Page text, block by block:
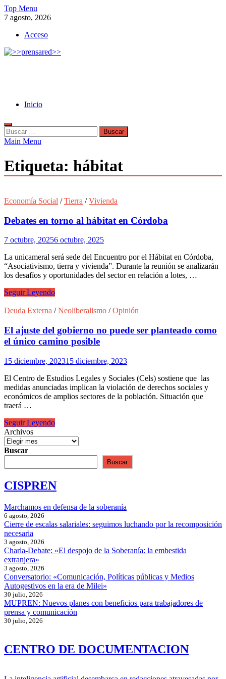
Skip
to
Top Menu
7 agosto, 2026
Acceso
Inicio
Buscar:
Main Menu
Etiqueta: hábitat
Economía Social /Tierra /Vivienda
Debates en torno al hábitat en Córdoba
7 octubre, 20256 octubre, 2025
La unicameral será sede del Encuentro por el Hábitat en Córdoba,
“Asociativismo, tierra y vivienda”. Durante la reunión se analizarán
los desafíos y oportunidades del sector en relación a lotes, …
Debates
torno
hábitat
en
Córdoba
Seguir Leyendo
Deuda Externa /Neoliberalismo /Opinión
El ajuste del gobierno no puede ser planteado como
el único camino posible
15 diciembre, 202315 diciembre, 2023
El Centro de Estudios Legales y Sociales (Cels) sostiene que las
medidas anunciadas implican la violación de derechos sociales y
económicos de amplios sectores de la población. Situación que
traerá …
El
ajuste
del
gobierno
no
puede
planteado
el
único
camino
posible
Seguir Leyendo
Archivos
Buscar
Buscar
CISPREN
Marchamos en defensa de la soberanía
6 agosto, 2026
Cierre de escalas salariales: seguimos luchando por la recomposición
necesaria
3 agosto, 2026
Charla-Debate: «El despojo de la Soberanía: la embestida
extranjera»
3 agosto, 2026
Conversatorio: «Comunicación, Políticas públicas y Medios
Autogestivos en la era de Milei»
30 julio, 2026
MUPREN: Nuevos planes con beneficios para trabajadores de
prensa y comunicación
30 julio, 2026
CENTRO DE DOCUMENTACION